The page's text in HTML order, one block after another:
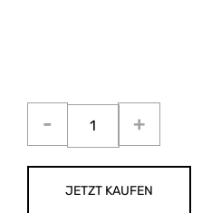
JETZT KAUFEN